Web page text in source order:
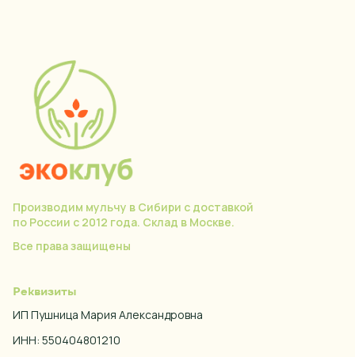
Производим мульчу в Сибири с доставкой
по России с 2012 года. Склад в Москве.
Все права защищены
Реквизиты
ИП Пушница Мария Александровна
ИНН: 550404801210